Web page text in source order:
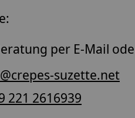
per E-Mail
suzette.net
221 2616939